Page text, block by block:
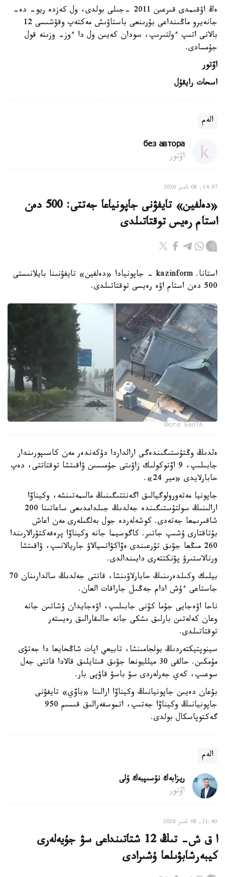
ەڭ اۋقىمدى قىرعىن 2011 -جىلى بولدى، ول كەزدە ريو- دە-
جانەيرو ماڭىنداعى بۇرىنعى باستاۋىش مەكتەپ وقۋشىسى 12
بالانى اتىپ ءولتىرىپ، سودان كەيىن ول دا ءوز- وزىنە قول
جۇمسادى.
اۆتور
اسحات رايقۇل
الەم
без автора
اۆتور
14:07, 08 تامىز 2026
«دەلفين» تايفۋنى جاپونياعا جەتتى: 500 دەن
استام رەيس توقتاتىلدى
استانا. kazinform - جاپونيادا «دەلفين» تايفۋنىنا بايلانىستى
500 دەن استام اۋە رەيسى توقتاتىلدى.
Фото: БелТА
ەلدىڭ وڭتۇستىگىندەگى ارالداردا دۇكەندەر مەن كاسىپورىندار
جابىلىپ، 9 اۆتوكولىك زاۋىتى جۇمىسىن ۋاقىتشا توقتاتتى، دەپ
حابارلايدى «مير 24».
جاپونيا مەتەورولوگيالىق اگەنتتىگىنىڭ مالىمەتىنشە، وكيناۆا
ارالىنىڭ سولتۇستىگىندە جەلدىڭ جىلدامدىعى ساعاتىنا 200
شاقىرىمعا جەتەدى. كوشەلەردە جول بەلگىلەرى مەن اعاش
بۇتاقتارى ۇشىپ جاتىر. كاگوسيما جانە وكيناۆا پرەفەكتۋرالارىندا
260 مىڭعا جۋىق تۇرعىندى ەۆاكۋاتسيالاۋ جاريالانىپ، ۋاقىتشا
ورنالاستىرۋ پۋنكتتەرى دايىندالدى.
بيلىك وكىلدەرىنىڭ حابارلاۋىنشا، قاتتى جەلدىڭ سالدارىنان 70
جاستاعى ءۇش ادام جەڭىل جاراقات العان.
ناحا اۋەجايى جۇما كۇنى جابىلىپ، اۋەجايدان ۇشاتىن جانە
وعان كەلەتىن بارلىق ىشكى جانە حالىقارالىق رەيستەر
توقتاتىلدى.
سينوپتيكتەردىڭ بولجامىنشا، تابيعي اپات شاڭحايعا دا جەتۋى
مۇمكىن. حالقى 30 ميلليونعا جۋىق قىتايلىق قالادا قاتتى جەل
سوعىپ، كەي جەرلەردى سۋ باسۋ قاۋپى بار.
بۇعان دەيىن جاپونيانىڭ وكيناۆا ارالىنا «باۆي» تايفۋنى
جاپونيانىڭ وكيناۆا جەتىپ، اتموسفەرالىق قىسىم 950
گەكتوپاسكال بولدى.
الەم
ريزابەك نۇسىپبەك ۇلى
اۆتور
11:40, 08 تامىز 2026
ا ق ش- تىڭ 12 شتاتىنداعى سۋ جۇيەلەرى
كيبەرشابۋىلعا ۇشىرادى